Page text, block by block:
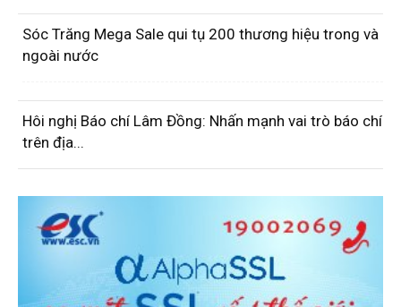
Sóc Trăng Mega Sale qui tụ 200 thương hiệu trong và
ngoài nước
Hôi nghị Báo chí Lâm Đồng: Nhấn mạnh vai trò báo chí
trên địa...